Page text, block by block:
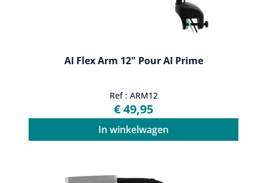
AI Flex Arm 12" Pour AI Prime
Ref : ARM12
€ 49,95
In winkelwagen